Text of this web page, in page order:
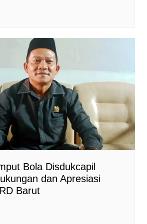
Bola Disdukcapil
dan Apresiasi
Barut